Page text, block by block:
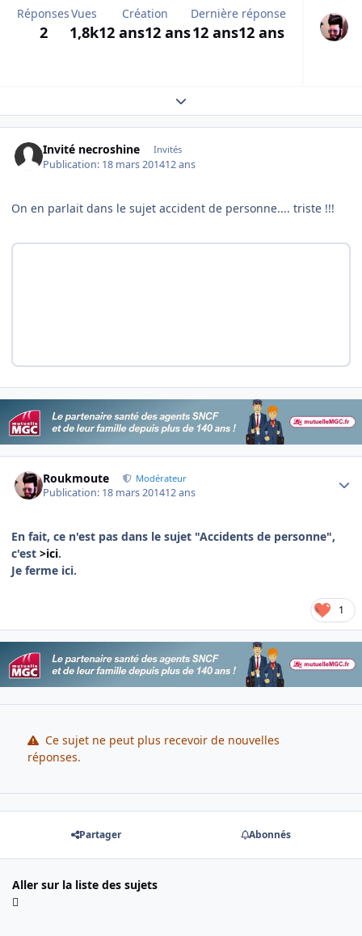
Réponses
2
Vues
1,8k
Création
12 ans12 ans
Dernière réponse
12 ans12 ans
Expand topic overview
Invité necroshine Invités
Publication: 18 mars 201412 ans
On en parlait dans le sujet accident de personne.... triste !!!
Roukmoute Modérateur
Publication: 18 mars 201412 ans
En fait, ce n'est pas dans le sujet "Accidents de personne",
c'est >ici.
Je ferme ici.
1
Ce sujet ne peut plus recevoir de nouvelles
réponses.
Partager Abonnés
Aller sur la liste des sujets